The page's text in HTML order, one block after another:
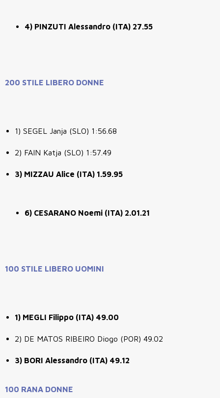
4) PINZUTI Alessandro (ITA) 27.55
200 STILE LIBERO DONNE
1) SEGEL Janja (SLO) 1:56.68
2) FAIN Katja (SLO) 1:57.49
3) MIZZAU Alice (ITA) 1.59.95
6) CESARANO Noemi (ITA) 2.01.21
100 STILE LIBERO UOMINI
1) MEGLI Filippo (ITA) 49.00
2) DE MATOS RIBEIRO Diogo (POR) 49.02
3) BORI Alessandro (ITA) 49.12
100 RANA DONNE